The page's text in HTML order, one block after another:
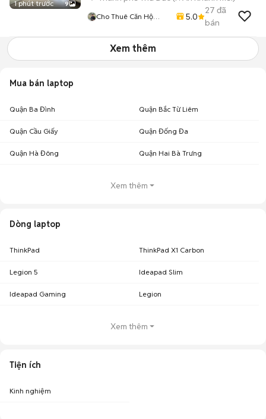
1 phút trước 9
Cho Thuê Căn Hộ
5.0
27 đã
bán
Xem thêm
Mua bán laptop
Quận Ba Đình Quận Bắc Từ Liêm
Quận Cầu Giấy Quận Đống Đa
Quận Hà Đông Quận Hai Bà Trưng
Xem thêm
Dòng laptop
ThinkPad ThinkPad X1 Carbon
Legion 5 Ideapad Slim
Ideapad Gaming Legion
Xem thêm
Tiện ích
Kinh nghiệm